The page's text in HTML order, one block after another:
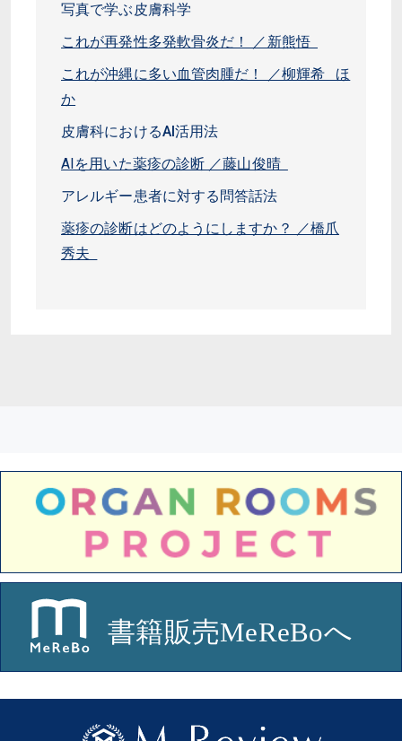
写真で学ぶ皮膚科学
これが再発性多発軟骨炎だ！ ／新熊悟
これが沖縄に多い血管肉腫だ！ ／柳輝希 ほ
か
皮膚科におけるAI活用法
AIを用いた薬疹の診断 ／藤山俊晴
アレルギー患者に対する問答話法
薬疹の診断はどのようにしますか？ ／橋爪
秀夫